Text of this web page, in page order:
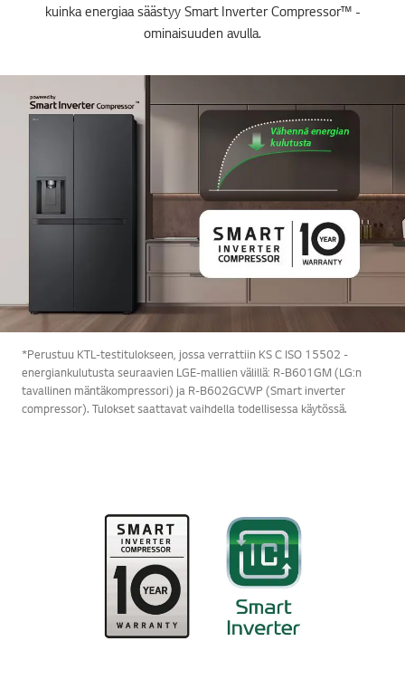
kuinka energiaa säästyy Smart Inverter Compressor™ -
ominaisuuden avulla.
*Perustuu KTL-testitulokseen, jossa verrattiin KS C ISO 15502 -
energiankulutusta seuraavien LGE-mallien välillä: R-B601GM (LG:n
tavallinen mäntäkompressori) ja R-B602GCWP (Smart inverter
compressor). Tulokset saattavat vaihdella todellisessa käytössä.